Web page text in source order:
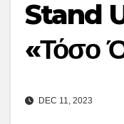
Stand
«Τόσο
DEC 11, 2023